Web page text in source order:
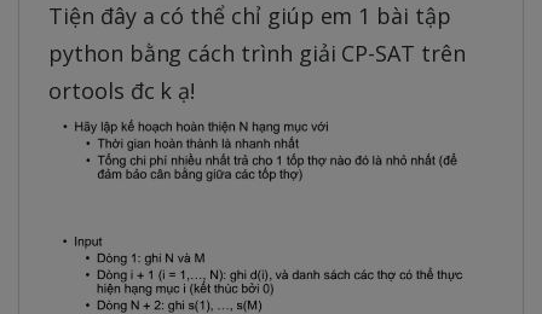
Tiện đây a có thể chỉ giúp em 1 bài tập
python bằng cách trình giải CP-SAT trên
ortools đc k ạ!